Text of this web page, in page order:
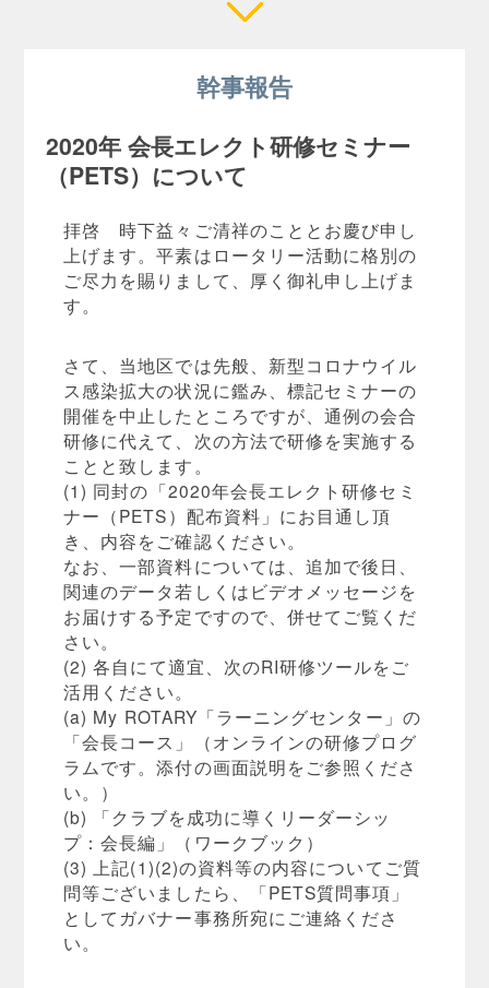
幹事報告
2020年 会長エレクト研修セミナー
（PETS）について
拝啓 時下益々ご清祥のこととお慶び申し
上げます。平素はロータリー活動に格別の
ご尽力を賜りまして、厚く御礼申し上げま
す。
さて、当地区では先般、新型コロナウイル
ス感染拡大の状況に鑑み、標記セミナーの
開催を中止したところですが、通例の会合
研修に代えて、次の方法で研修を実施する
ことと致します。
(1) 同封の「2020年会長エレクト研修セミ
ナー（PETS）配布資料」にお目通し頂
き、内容をご確認ください。
なお、一部資料については、追加で後日、
関連のデータ若しくはビデオメッセージを
お届けする予定ですので、併せてご覧くだ
さい。
(2) 各自にて適宜、次のRI研修ツールをご
活用ください。
(a) My ROTARY「ラーニングセンター」の
「会長コース」（オンラインの研修プログ
ラムです。添付の画面説明をご参照くださ
い。）
(b) 「クラブを成功に導くリーダーシッ
プ：会長編」（ワークブック）
(3) 上記(1)(2)の資料等の内容についてご質
問等ございましたら、「PETS質問事項」
としてガバナー事務所宛にご連絡くださ
い。